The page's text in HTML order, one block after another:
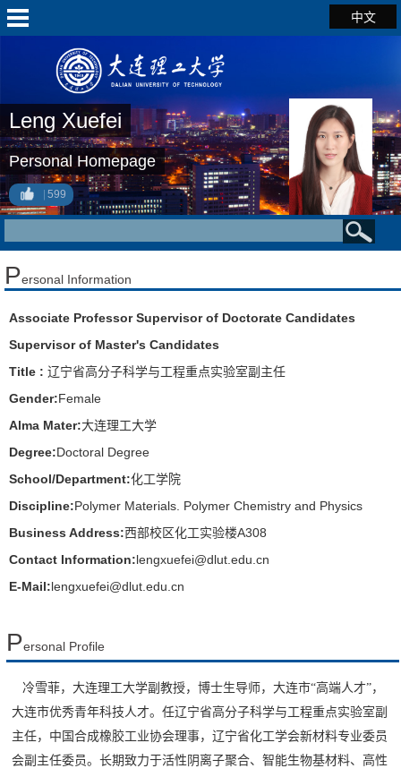
中文
Leng Xuefei
Personal Homepage
599
Personal Information
Associate Professor Supervisor of Doctorate Candidates
Supervisor of Master's Candidates
Title : 辽宁省高分子科学与工程重点实验室副主任
Gender:Female
Alma Mater:大连理工大学
Degree:Doctoral Degree
School/Department:化工学院
Discipline:Polymer Materials. Polymer Chemistry and Physics
Business Address:西部校区化工实验楼A308
Contact Information:lengxuefei@dlut.edu.cn
E-Mail:lengxuefei@dlut.edu.cn
Personal Profile
冷雪菲，大连理工大学副教授，博士生导师，大连市“高端人才”，
大连市优秀青年科技人才。任辽宁省高分子科学与工程重点实验室副
主任，中国合成橡胶工业协会理事，辽宁省化工学会新材料专业委员
会副主任委员。长期致力于活性阴离子聚合、智能生物基材料、高性